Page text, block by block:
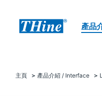
產品
主頁 產品介紹 / Interface